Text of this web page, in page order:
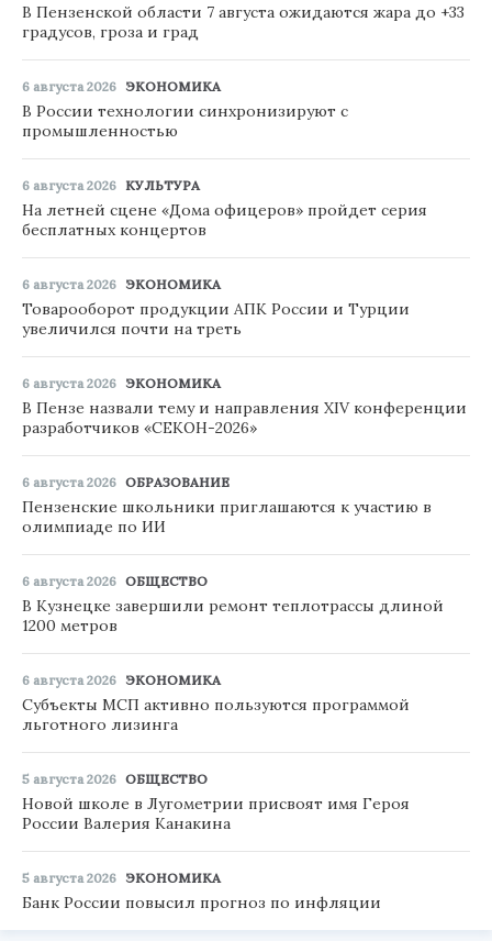
В Пензенской области 7 августа ожидаются жара до +33
градусов, гроза и град
6 августа 2026 ЭКОНОМИКА
В России технологии синхронизируют с
промышленностью
6 августа 2026 КУЛЬТУРА
На летней сцене «Дома офицеров» пройдет серия
бесплатных концертов
6 августа 2026 ЭКОНОМИКА
Товарооборот продукции АПК России и Турции
увеличился почти на треть
6 августа 2026 ЭКОНОМИКА
В Пензе назвали тему и направления XIV конференции
разработчиков «СЕКОН-2026»
6 августа 2026 ОБРАЗОВАНИЕ
Пензенские школьники приглашаются к участию в
олимпиаде по ИИ
6 августа 2026 ОБЩЕСТВО
В Кузнецке завершили ремонт теплотрассы длиной
1200 метров
6 августа 2026 ЭКОНОМИКА
Субъекты МСП активно пользуются программой
льготного лизинга
5 августа 2026 ОБЩЕСТВО
Новой школе в Лугометрии присвоят имя Героя
России Валерия Канакина
5 августа 2026 ЭКОНОМИКА
Банк России повысил прогноз по инфляции